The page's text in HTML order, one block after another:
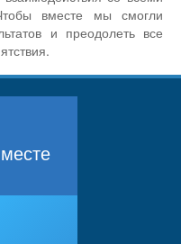
вместе мы смогли
и преодолеть все